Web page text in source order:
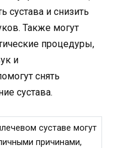
сустава и снизить
Также могут
процедуры,
и
снять
сустава.
суставе могут
причинами,